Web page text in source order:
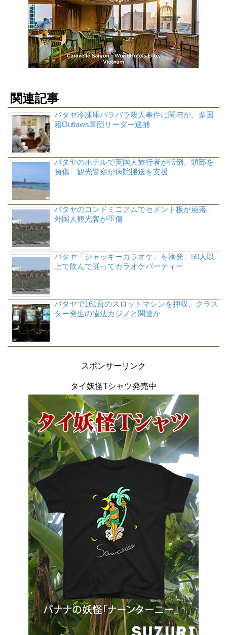
関連記事
パタヤ冷凍庫バラバラ殺人事件に関与か、多国
籍Outlaws軍団リーダー逮捕
パタヤのホテルで英国人旅行者が転倒、頭部を
負傷 観光警察が病院搬送を支援
パタヤのコンドミニアムでセメント板が崩落、
外国人観光客が重傷
パタヤ「ジャッキーカラオケ」を摘発、50人以
上で飲んで踊ってカラオケパーティー
パタヤで161台のスロットマシンを押収、クラス
ター発生の違法カジノと関連か
スポンサーリンク
タイ妖怪Tシャツ発売中